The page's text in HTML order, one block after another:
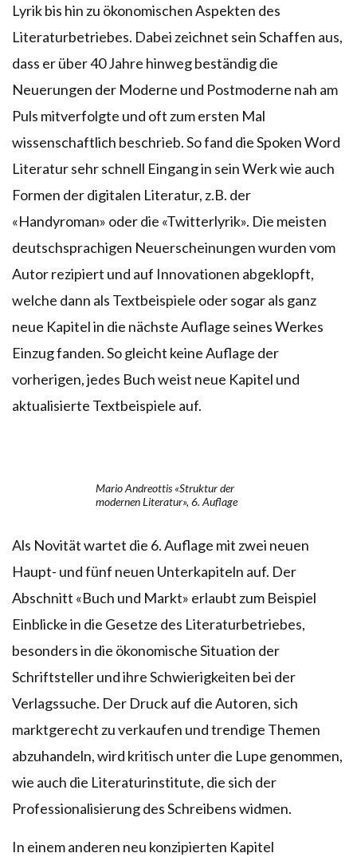
Lyrik bis hin zu ökonomischen Aspekten des
Literaturbetriebes. Dabei zeichnet sein Schaffen aus,
dass er über 40 Jahre hinweg beständig die
Neuerungen der Moderne und Postmoderne nah am
Puls mitverfolgte und oft zum ersten Mal
wissenschaftlich beschrieb. So fand die Spoken Word
Literatur sehr schnell Eingang in sein Werk wie auch
Formen der digitalen Literatur, z.B. der
«Handyroman» oder die «Twitterlyrik». Die meisten
deutschsprachigen Neuerscheinungen wurden vom
Autor rezipiert und auf Innovationen abgeklopft,
welche dann als Textbeispiele oder sogar als ganz
neue Kapitel in die nächste Auflage seines Werkes
Einzug fanden. So gleicht keine Auflage der
vorherigen, jedes Buch weist neue Kapitel und
aktualisierte Textbeispiele auf.
Mario Andreottis «Struktur der
modernen Literatur», 6. Auflage
Als Novität wartet die 6. Auflage mit zwei neuen
Haupt- und fünf neuen Unterkapiteln auf. Der
Abschnitt «Buch und Markt» erlaubt zum Beispiel
Einblicke in die Gesetze des Literaturbetriebes,
besonders in die ökonomische Situation der
Schriftsteller und ihre Schwierigkeiten bei der
Verlagssuche. Der Druck auf die Autoren, sich
marktgerecht zu verkaufen und trendige Themen
abzuhandeln, wird kritisch unter die Lupe genommen,
wie auch die Literaturinstitute, die sich der
Professionalisierung des Schreibens widmen.
In einem anderen neu konzipierten Kapitel